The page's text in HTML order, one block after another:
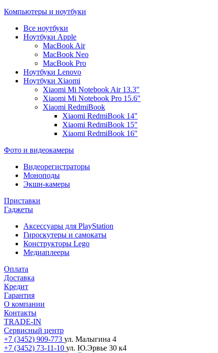
Компьютеры и ноутбуки
Все ноутбуки
Ноутбуки Apple
MacBook Air
MacBook Neo
MacBook Pro
Ноутбуки Lenovo
Ноутбуки Xiaomi
Xiaomi Mi Notebook Air 13.3"
Xiaomi Mi Notebook Pro 15.6"
Xiaomi RedmiBook
Xiaomi RedmiBook 14"
Xiaomi RedmiBook 15"
Xiaomi RedmiBook 16"
Фото и видеокамеры
Видеорегистраторы
Моноподы
Экшн-камеры
Приставки
Гаджеты
Аксессуары для PlayStation
Гироскутеры и самокаты
Конструкторы Lego
Медиаплееры
Оплата
Доставка
Кредит
Гарантия
О компании
Контакты
TRADE-IN
Сервисный центр
+7 (3452) 909-773 ул. Малыгина 4
+7 (3452) 73-11-10 ул. Ю.Эрвье 30 к4